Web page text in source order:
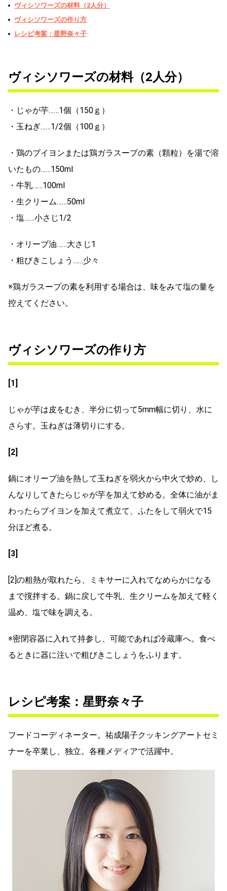
ヴィシソワーズの材料（2人分）
ヴィシソワーズの作り方
レシピ考案：星野奈々子
ヴィシソワーズの材料（2人分）
・じゃが芋……1個（150ｇ）
・玉ねぎ……1/2個（100ｇ）
・鶏のブイヨンまたは鶏ガラスープの素（顆粒）を湯で溶
いたもの……150ml
・牛乳……100ml
・生クリーム……50ml
・塩……小さじ1/2
・オリーブ油……大さじ1
・粗びきこしょう……少々
※鶏ガラスープの素を利用する場合は、味をみて塩の量を
控えてください。
ヴィシソワーズの作り方
[1]
じゃが芋は皮をむき、半分に切って5mm幅に切り、水に
さらす。玉ねぎは薄切りにする。
[2]
鍋にオリーブ油を熱して玉ねぎを弱火から中火で炒め、し
んなりしてきたらじゃが芋を加えて炒める。全体に油がま
わったらブイヨンを加えて煮立て、ふたをして弱火で15
分ほど煮る。
[3]
[2]の粗熱が取れたら、ミキサーに入れてなめらかになる
まで撹拌する。鍋に戻して牛乳、生クリームを加えて軽く
温め、塩で味を調える。
※密閉容器に入れて持参し、可能であれば冷蔵庫へ。食べ
るときに器に注いで粗びきこしょうをふります。
レシピ考案：星野奈々子
フードコーディネーター。祐成陽子クッキングアートセミ
ナーを卒業し、独立。各種メディアで活躍中。